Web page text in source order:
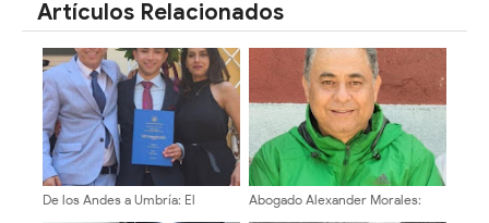
Artículos Relacionados
De los Andes a Umbría: El
Abogado Alexander Morales: